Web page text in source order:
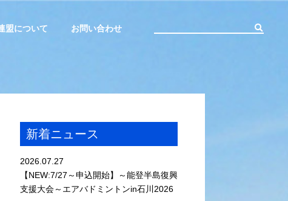
盟について お問い合わせ
新着ニュース
2026.07.27
【NEW:7/27～申込開始】～能登半島復興
支援大会～エアバドミントンin石川2026